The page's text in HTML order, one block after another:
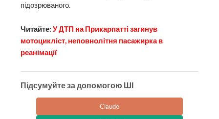
підозрюваного.
Читайте:У ДТП на Прикарпатті загинув
мотоцикліст, неповнолітня пасажирка в
реанімації
Підсумуйте за допомогою ШІ
Claude